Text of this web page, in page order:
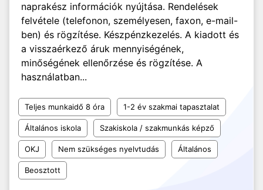
naprakész információk nyújtása. Rendelések
felvétele (telefonon, személyesen, faxon, e-mail-
ben) és rögzítése. Készpénzkezelés. A kiadott és
a visszaérkező áruk mennyiségének,
minőségének ellenőrzése és rögzítése. A
használatban...
Teljes munkaidő 8 óra 1-2 év szakmai tapasztalat
Általános iskola Szakiskola / szakmunkás képző
OKJ Nem szükséges nyelvtudás Általános
Beosztott